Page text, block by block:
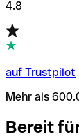
4.8
auf Trustpilot
Mehr als
Bereit